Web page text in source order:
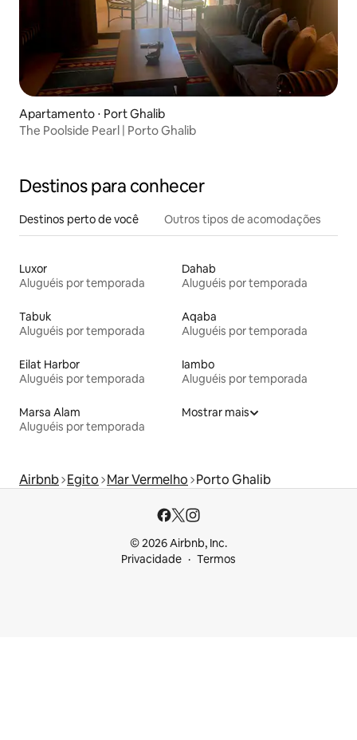
Apartamento ⋅ Port Ghalib
The Poolside Pearl | Porto Ghalib
Destinos para conhecer
Destinos perto de você Outros tipos de acomodações
Luxor
Aluguéis por temporada
Dahab
Aluguéis por temporada
Tabuk
Aluguéis por temporada
Aqaba
Aluguéis por temporada
Eilat Harbor
Aluguéis por temporada
Iambo
Aluguéis por temporada
Marsa Alam
Aluguéis por temporada
Mostrar mais
Airbnb Egito Mar Vermelho Porto Ghalib
© 2026 Airbnb, Inc.
Privacidade
Termos